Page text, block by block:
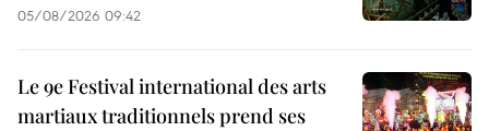
05/08/2026 09:42
Le 9e Festival international des arts
martiaux traditionnels prend ses